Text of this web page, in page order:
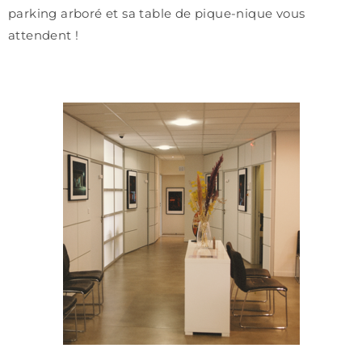
parking arboré et sa table de pique-nique vous
attendent !